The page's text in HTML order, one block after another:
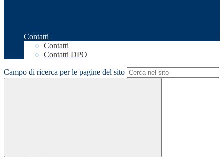
Contatti
Contatti
Contatti DPO
Campo di ricerca per le pagine del sito